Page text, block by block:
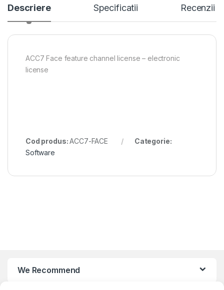
Descriere Specificatii Recenzii
ACC7 Face feature channel license – electronic
license
Cod produs:ACC7-FACE
Categorie:
Software
We Recommend